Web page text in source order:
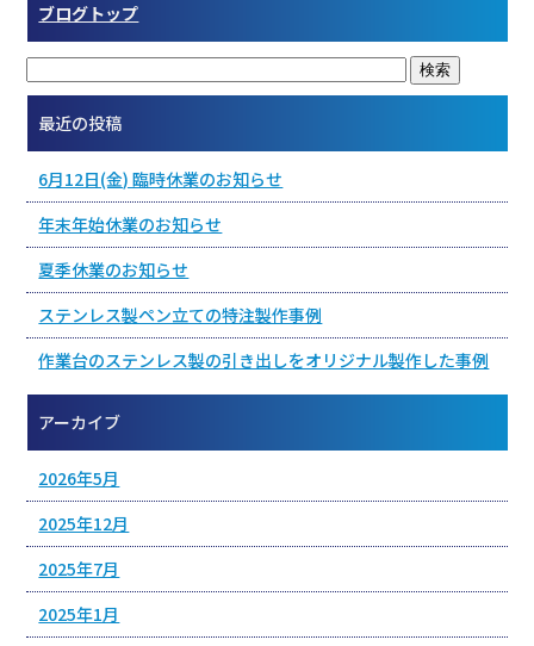
ブログトップ
最近の投稿
6月12日(金) 臨時休業のお知らせ
年末年始休業のお知らせ
夏季休業のお知らせ
ステンレス製ペン立ての特注製作事例
作業台のステンレス製の引き出しをオリジナル製作した事例
アーカイブ
2026年5月
2025年12月
2025年7月
2025年1月